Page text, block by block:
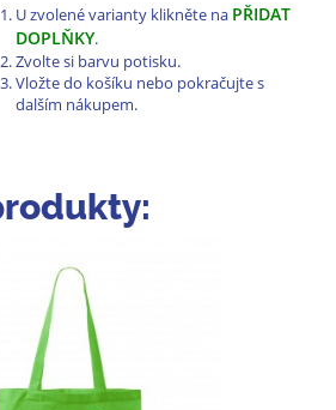
U zvolené varianty klikněte na PŘIDAT
DOPLŇKY.
Zvolte si barvu potisku.
Vložte do košíku nebo pokračujte s
dalším nákupem.